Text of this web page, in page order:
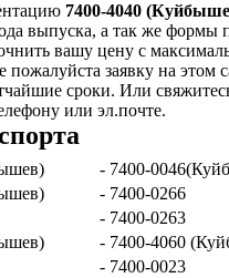
7400-4040
выпуска, а так же формы
вашу цену с
пожалуйста заявку на этом
сроки. Или
или эл.почте.
- 7400-
- 7400-0266
- 7400-0263
- 7400-4060
- 7400-0023